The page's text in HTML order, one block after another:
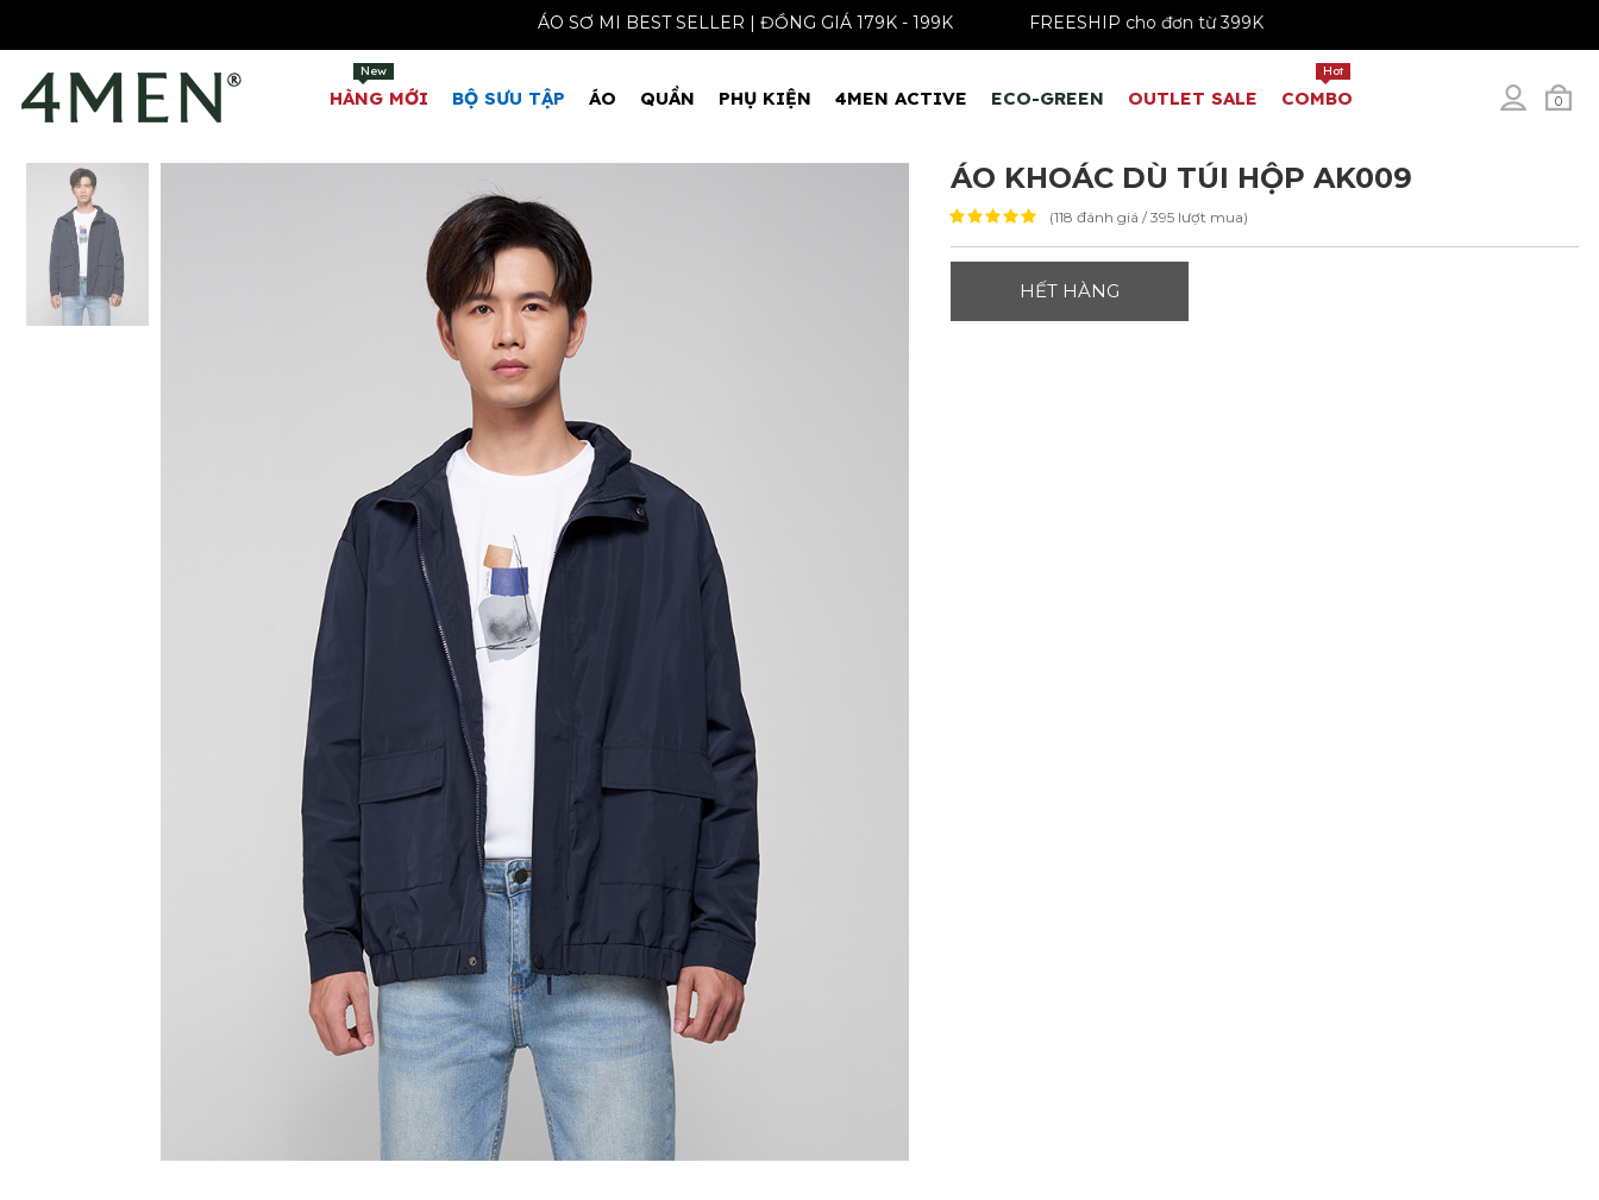
ÁO SƠ MI BEST SELLER | ĐỒNG GIÁ 179K - 199K FREESHIP cho đơn từ 399K
0
HÀNG MỚI
New
BỘ SƯU TẬP ÁO QUẦN PHỤ KIỆN 4MEN ACTIVE ECO-GREEN OUTLET SALE COMBO
Hot
ÁO KHOÁC DÙ TÚI HỘP AK009
(118 đánh giá / 395 lượt mua)
HẾT HÀNG